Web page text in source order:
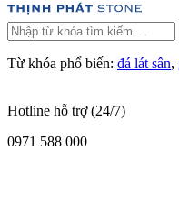
Từ khóa phổ biến: đá lát sân,
Hotline hỗ trợ (24/7)
0971 588 000